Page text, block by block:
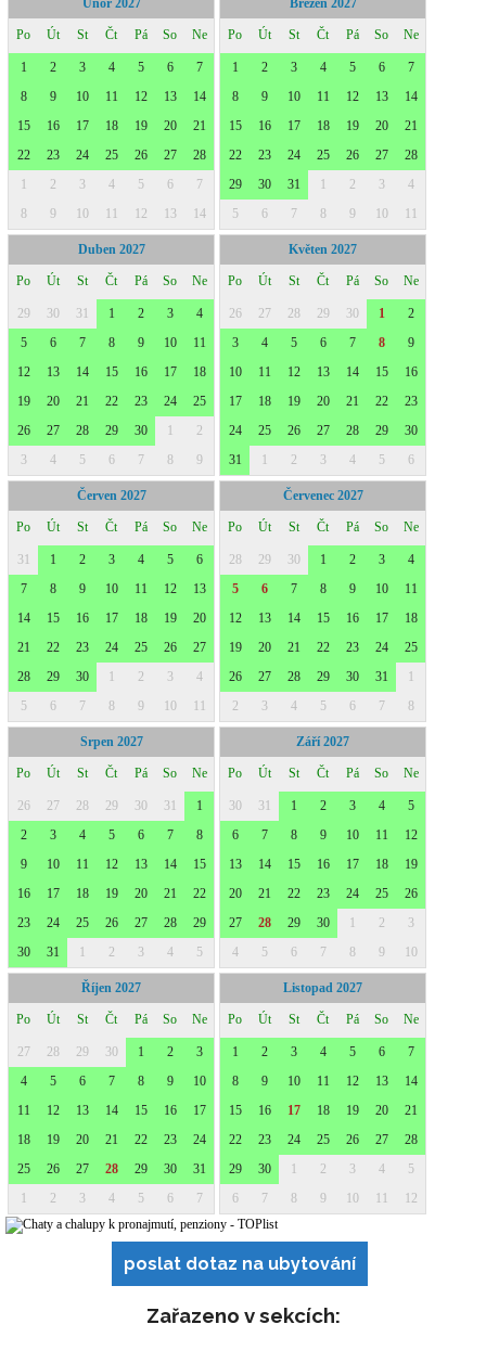
poslat dotaz na ubytování
Zařazeno v sekcích: